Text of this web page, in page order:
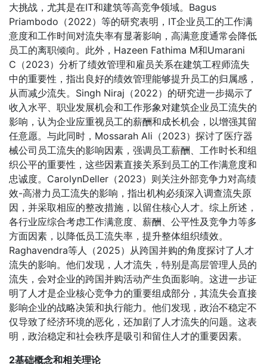
大挑战，尤其是在IT和建筑等高竞争领域。Bagus
Priambodo（2022）等的研究表明，IT企业员工的工作满
意度和工作时间对流失率有显著影响，高满意度通常会降低
员工的离职倾向。此外，Hazeen Fathima M和Umarani
C（2023）分析了绩效管理和雇员关系在建筑工程师流失
中的重要性，指出良好的绩效管理能够提升员工的归属感，
从而减少流失。Singh Niraj（2022）的研究进一步揭示了
收入水平、职业发展机会和工作形象对建筑企业员工流失的
影响，认为企业应重视员工的薪酬和成长机会，以增强其留
任意愿。与此同时，Mossarah Ali（2023）探讨了医疗器
械公司员工流失的影响因素，强调员工薪酬、工作时长和组
织公平的重要性，这些因素直接关系到员工的工作满意度和
忠诚度。CarolynDeller（2023）则关注外部竞争力对高绩
效-高潜力员工流失的影响，指出机构必须深入调查流失原
因，并采取相应的整改措施，以留住核心人才。综上所述，
各行业应综合考虑工作满意度、薪酬、公平性及竞争力等多
方面因素，以降低员工流失率，提升整体组织绩效。
Raghavendra等人（2025）从跨国并购的角度探讨了人才
流失的影响。他们发现，人才流失，特别是高层管理人员的
流失，会对企业的跨国并购活动产生负面影响。这进一步证
明了人才是企业核心竞争力的重要组成部分，其流失会直接
影响企业的战略决策和执行能力。他们发现，政治不稳定不
仅导致了经济环境的恶化，还加剧了人才流失的问题。这表
明，政治稳定和社会秩序是吸引和留住人才的重要因素。
2基础概念和相关理论